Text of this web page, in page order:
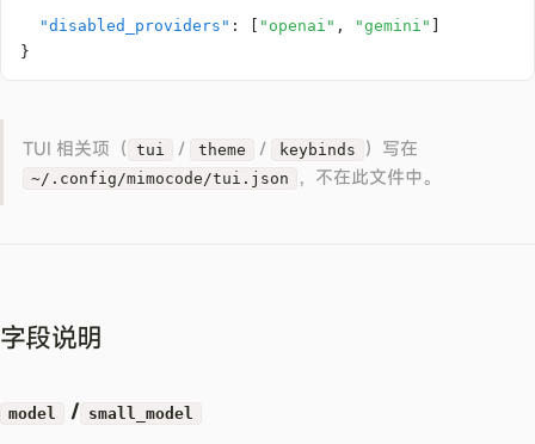
"disabled_providers" : "openai" , "gemini"
}
TUI 相关项（ tui / theme / keybinds ）写在
~/.config/mimocode/tui.json ，不在此文件中。
字段说明
model / small_model